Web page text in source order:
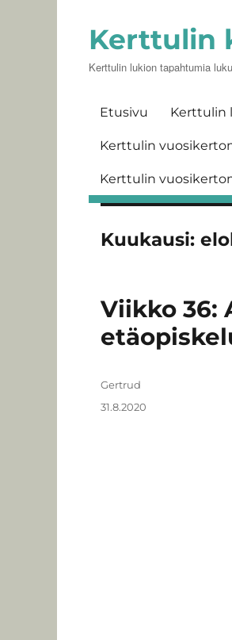
Kerttulin
Kerttulin lukion tapahtumia
Etusivu Kerttulin
Kerttulin
Kerttulin
Kuukausi:
Viikko 36:
Kirjoittaja
Gertrud
Julkaistu
31.8.2020